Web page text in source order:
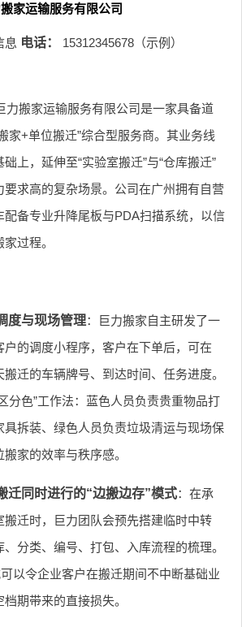
家运输服务有限公司
息 电话：
15312345678（示例）
力搬家运输服务有限公司是一家具备道
家+单位搬迁”综合型服务商。其业务线
上，延伸至“实验室搬迁”与“仓库搬迁”
求高的复杂场景。公司在广州拥有自营
配备专业升降尾板与PDA扫描系统，以信
过程。
度与现场管理：巨力搬家自主研发了一
的调度小程序，客户在下单后，可在
迁的车辆牌号、到达时间、任务进度。
分色”工作法：蓝色人员负责贵重物品打
具拆装、绿色人员负责垃圾清运与现场保
家的效率与秩序感。
迁同时进行的“边搬边存”模式：在承
搬迁时，巨力团队会预先搭建临时中转
分类、编号、打包、入库流程的梳理。
以令企业客户在搬迁期间不中断基础业
期带来的直接损失。